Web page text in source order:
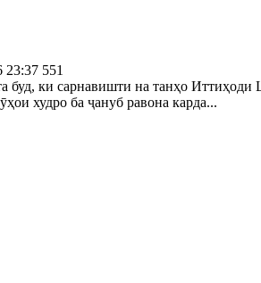
23:37 551
буд, ки сарнавишти на танҳо
худро ба ҷануб равона карда...